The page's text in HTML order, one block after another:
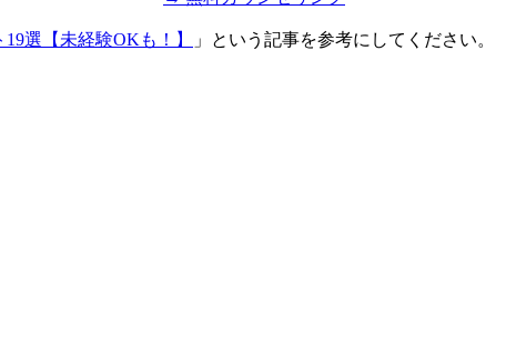
選【未経験OKも！】 」という記事を参考にしてください。